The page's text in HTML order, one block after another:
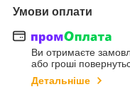
Умови оплати
Ви отримаєте
або гроші
Детальніше